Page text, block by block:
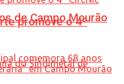
de Campo Mourão
promove o 4º